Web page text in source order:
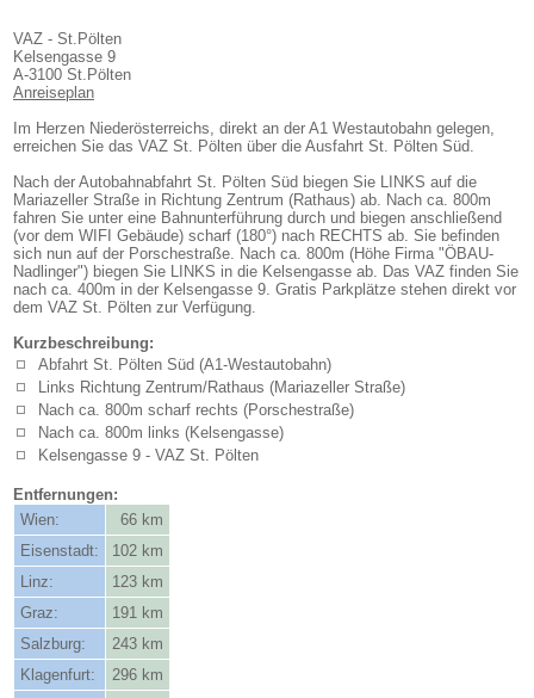
VAZ - St.Pölten
Kelsengasse 9
A-3100 St.Pölten
Anreiseplan
Im Herzen Niederösterreichs, direkt an der A1 Westautobahn gelegen,
erreichen Sie das VAZ St. Pölten über die Ausfahrt St. Pölten Süd.
Nach der Autobahnabfahrt St. Pölten Süd biegen Sie LINKS auf die
Mariazeller Straße in Richtung Zentrum (Rathaus) ab. Nach ca. 800m
fahren Sie unter eine Bahnunterführung durch und biegen anschließend
(vor dem WIFI Gebäude) scharf (180°) nach RECHTS ab. Sie befinden
sich nun auf der Porschestraße. Nach ca. 800m (Höhe Firma "ÖBAU-
Nadlinger") biegen Sie LINKS in die Kelsengasse ab. Das VAZ finden Sie
nach ca. 400m in der Kelsengasse 9. Gratis Parkplätze stehen direkt vor
dem VAZ St. Pölten zur Verfügung.
Kurzbeschreibung:
Abfahrt St. Pölten Süd (A1-Westautobahn)
Links Richtung Zentrum/Rathaus (Mariazeller Straße)
Nach ca. 800m scharf rechts (Porschestraße)
Nach ca. 800m links (Kelsengasse)
Kelsengasse 9 - VAZ St. Pölten
Entfernungen:
Wien:
66 km
Eisenstadt:
102 km
Linz:
123 km
Graz:
191 km
Salzburg:
243 km
Klagenfurt:
296 km